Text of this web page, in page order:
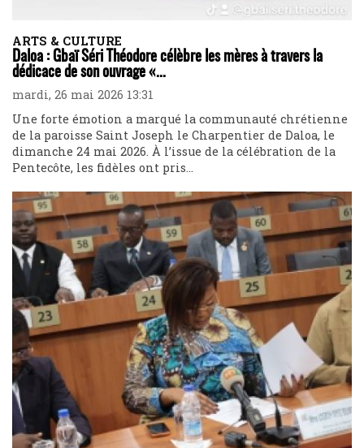
ARTS & CULTURE
Daloa : Gbaï Séri Théodore célèbre les mères à travers la
dédicace de son ouvrage «...
mardi, 26 mai 2026 13:31
Une forte émotion a marqué la communauté chrétienne
de la paroisse Saint Joseph le Charpentier de Daloa, le
dimanche 24 mai 2026. À l’issue de la célébration de la
Pentecôte, les fidèles ont pris...